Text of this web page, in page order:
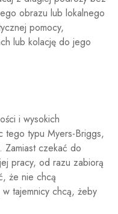
obrazu lub lokalnego
pomocy,
lub kolację do jego
i wysokich
tego typu Myers-Briggs,
Zamiast czekać do
pracy, od razu zabiorą
że nie chcą
w tajemnicy chcą, żeby